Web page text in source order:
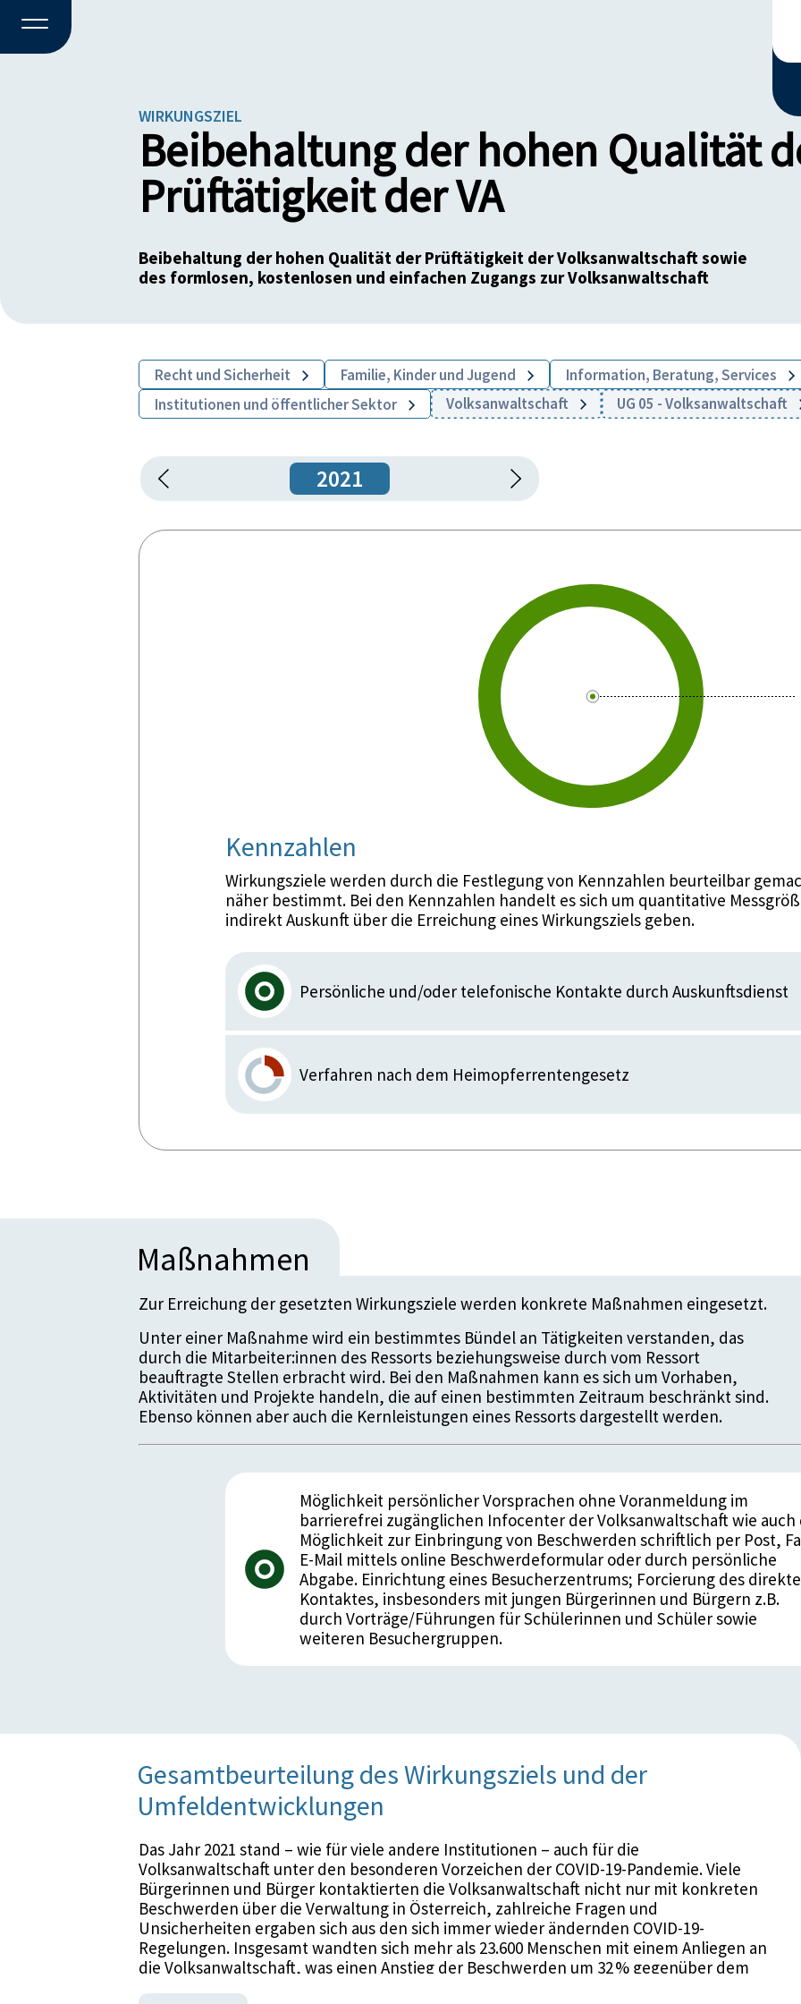
WIRKUNGSZIEL
Beibehaltung der hohen Qualität
Prüftätigkeit der VA
Beibehaltung der hohen Qualität der Prüftätigkeit der Volksanwaltschaft sowie
des formlosen, kostenlosen und einfachen Zugangs zur Volksanwaltschaft
Recht und Sicherheit Familie, Kinder und Jugend
Information, Beratung, Services
Institutionen und öffentlicher Sektor
Volksanwaltschaft UG 05 - Volksanwaltschaft
2021
Kennzahlen
Wirkungsziele werden durch die Festlegung von Kennzahlen beurteilbar
näher bestimmt. Bei den Kennzahlen handelt es sich um quantitative
indirekt Auskunft über die Erreichung eines Wirkungsziels geben.
Persönliche und/oder telefonische Kontakte durch Auskunftsdienst
Verfahren nach dem Heimopferrentengesetz
Maßnahmen
Zur Erreichung der gesetzten Wirkungsziele werden konkrete Maßnahmen eingesetzt.
Unter einer Maßnahme wird ein bestimmtes Bündel an Tätigkeiten verstanden, das
durch die Mitarbeiter:innen des Ressorts beziehungsweise durch vom Ressort
beauftragte Stellen erbracht wird. Bei den Maßnahmen kann es sich um Vorhaben,
Aktivitäten und Projekte handeln, die auf einen bestimmten Zeitraum beschränkt sind.
Ebenso können aber auch die Kernleistungen eines Ressorts dargestellt werden.
Möglichkeit persönlicher Vorsprachen ohne Voranmeldung im
barrierefrei zugänglichen Infocenter der Volksanwaltschaft wie auch
Möglichkeit zur Einbringung von Beschwerden schriftlich per Post,
E-Mail mittels online Beschwerdeformular oder durch persönliche
Abgabe. Einrichtung eines Besucherzentrums; Forcierung des
Kontaktes, insbesonders mit jungen Bürgerinnen und Bürgern z.B.
durch Vorträge/Führungen für Schülerinnen und Schüler sowie
weiteren Besuchergruppen.
Gesamtbeurteilung des Wirkungsziels und der
Umfeldentwicklungen
Das Jahr 2021 stand – wie für viele andere Institutionen – auch für die
Volksanwaltschaft unter den besonderen Vorzeichen der COVID-19-Pandemie. Viele
Bürgerinnen und Bürger kontaktierten die Volksanwaltschaft nicht nur mit konkreten
Beschwerden über die Verwaltung in Österreich, zahlreiche Fragen und
Unsicherheiten ergaben sich aus den sich immer wieder ändernden COVID-19-
Regelungen. Insgesamt wandten sich mehr als 23.600 Menschen mit einem Anliegen an
die Volksanwaltschaft, was einen Anstieg der Beschwerden um 32 % gegenüber dem